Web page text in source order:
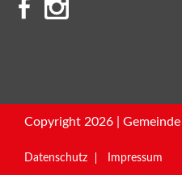
Copyright 2026 |
Datenschutz Impressum